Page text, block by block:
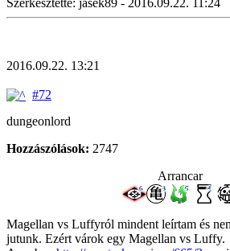
Szerkesztette: jasek89 - 2016.09.22. 11:24
2016.09.22. 13:21
#72
dungeonlord
Hozzászólások: 2747
Arrancar
Magellan vs Luffyról mindent leírtam és
jutunk. Ezért várok egy Magellan vs Luffy.